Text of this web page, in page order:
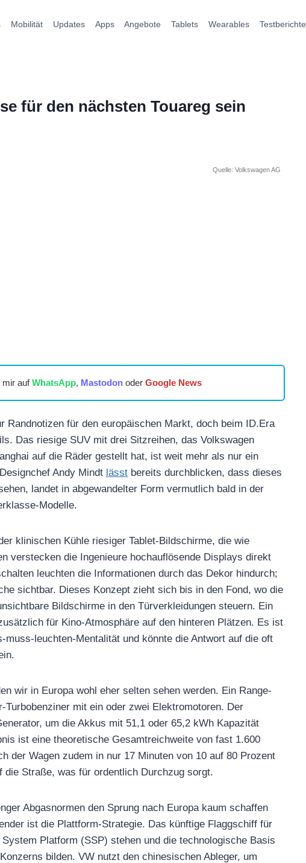
Mobilität Updates Apps Angebote Tablets Wearables Testberichte
für den nächsten Touareg sein
Quelle: Volkswagen AG
mir aufWhatsApp, Mastodonoder Google News
Randnotizen für den europäischen Markt, doch beim ID.Era
Das riesige SUV mit drei Sitzreihen, das Volkswagen
auf die Räder gestellt hat, ist weit mehr als nur ein
Andy Mindt lässt bereits durchblicken, dass dieses
landet in abgewandelter Form vermutlich bald in der
Modelle.
klinischen Kühle riesiger Tablet-Bildschirme, die wie
verstecken die Ingenieure hochauflösende Displays direkt
leuchten die Informationen durch das Dekor hindurch;
sichtbar. Dieses Konzept zieht sich bis in den Fond, wo die
Bildschirme in den Türverkleidungen steuern. Ein
für Kino-Atmosphäre auf den hinteren Plätzen. Es ist
leuchten-Mentalität und könnte die Antwort auf die oft
wir in Europa wohl eher selten sehen werden. Ein Range-
mit ein oder zwei Elektromotoren. Der
um die Akkus mit 51,1 oder 65,2 kWh Kapazität
ist eine theoretische Gesamtreichweite von fast 1.600
der Wagen zudem in nur 17 Minuten von 10 auf 80 Prozent
Straße, was für ordentlich Durchzug sorgt.
Abgasnormen den Sprung nach Europa kaum schaffen
ist die Plattform-Strategie. Das künftige Flaggschiff für
Platform (SSP) stehen und die technologische Basis
bilden. VW nutzt den chinesischen Ableger, um